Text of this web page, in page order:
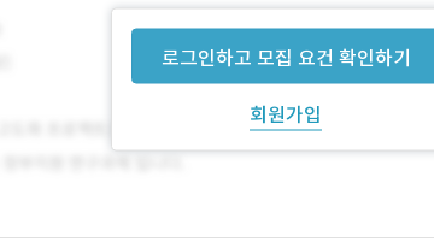
로그인하고 모집 요건 확인하기
회원가입